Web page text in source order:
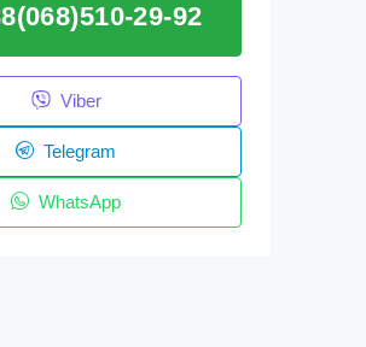
29-92
Viber
Telegram
WhatsApp